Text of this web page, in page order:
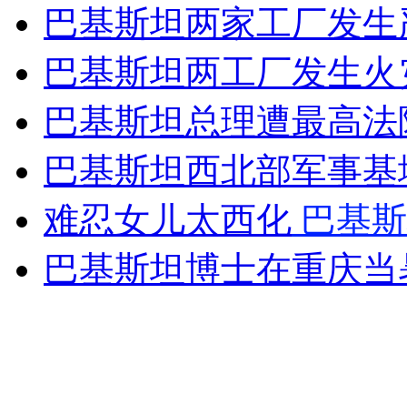
外交部：有关国家言论片面不公正
安徽一实载49人客车翻车
巴基斯坦两家工厂发
巴基斯坦两工厂发生
巴基斯坦总理遭最高
巴基斯坦西北部军事
难忍女儿太西化 巴基
巴基斯坦博士在重庆